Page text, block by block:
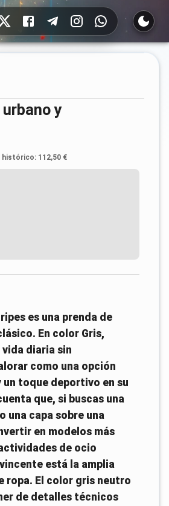
sociales
histórico: 112,50 €
es una prenda de
En color Gris,
diaria sin
como una opción
toque deportivo en su
que, si buscas una
una capa sobre una
en modelos más
de ocio
está la amplia
ropa. El color gris neutro
de detalles técnicos